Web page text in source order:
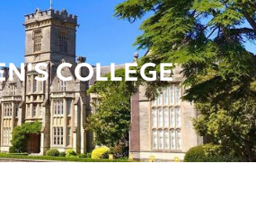
COLLEGE